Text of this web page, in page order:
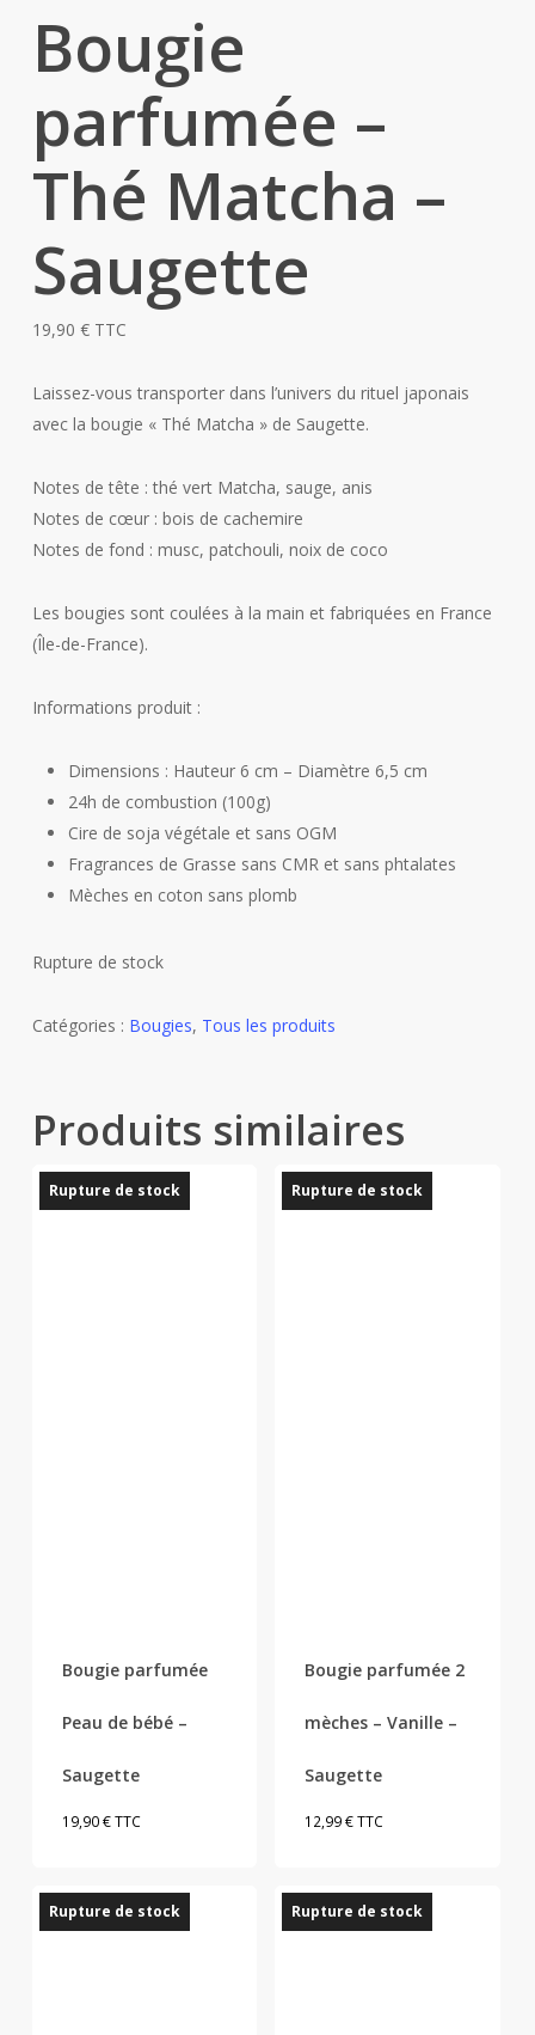
Bougie
parfumée –
Thé Matcha –
Saugette
19,90 € TTC
Laissez-vous transporter dans l’univers du rituel japonais
avec la bougie « Thé Matcha » de Saugette.
Notes de tête : thé vert Matcha, sauge, anis
Notes de cœur : bois de cachemire
Notes de fond : musc, patchouli, noix de coco
Les bougies sont coulées à la main et fabriquées en France
(Île-de-France).
Informations produit :
Dimensions : Hauteur 6 cm – Diamètre 6,5 cm
24h de combustion (100g)
Cire de soja végétale et sans OGM
Fragrances de Grasse sans CMR et sans phtalates
Mèches en coton sans plomb
Rupture de stock
Catégories : Bougies, Tous les produits
Produits similaires
Rupture de stock
Bougie parfumée
Peau de bébé –
Saugette
19,90€TTC
Rupture de stock
Bougie parfumée 2
mèches – Vanille –
Saugette
12,99€TTC
Rupture de stock Rupture de stock